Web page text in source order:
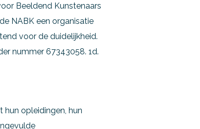
Beeldend Kunstenaars
NABK een organisatie
voor de duidelijkheid.
nummer 67343058. 1d.
hun opleidingen, hun